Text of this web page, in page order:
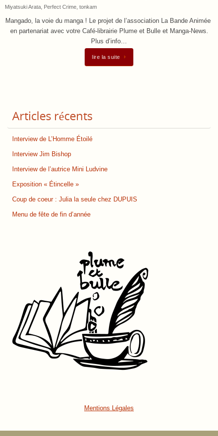
Miyatsuki Arata Perfect Crime tonkam
Mangado, la voie du manga ! Le projet de l’association La Bande Animée
en partenariat avec votre Café-librairie Plume et Bulle et Manga-News.
Plus d’info…
lire la suite
Articles récents
Interview de L’Homme Étoilé
Interview Jim Bishop
Interview de l’autrice Mini Ludvine
Exposition « Étincelle »
Coup de coeur : Julia la seule chez DUPUIS
Menu de fête de fin d’année
Mentions Légales